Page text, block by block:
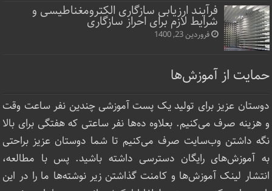
فرآیند ارزیابی سازگاری الکترومغناطیسی و
شرایط لازم برای احراز سازگاری
فروردین 23, 1400
حمایت از آموزش‌ها
دوستان عزیز برای تولید یک پست آموزشی چندین نفر ساعت‌ وقت
و هزینه صرف می‌کنیم. بعلاوه ده‌ها نفر ساعتی که هفتگی برای بالا
نگه داشتن وب‌سایت صرف ‌می‌کنیم تا شما دوستان عزیز براحتی
به آموزش‌های رایگان دسترسی داشته باشید. پس با مطالعه،
انتشار لینک‌ آموزش‌ها و کامنت گذاشتن زیر نوشته‌‌ها ما را در این